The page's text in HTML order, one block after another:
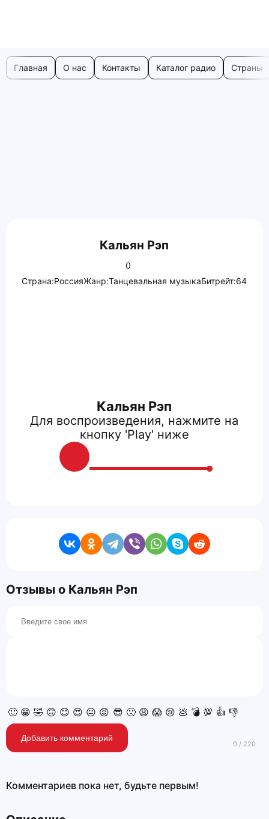
Главная О нас Контакты Каталог радио Страны
Кальян Рэп
0
Страна:РоссияЖанр:Танцевальная музыкаБитрейт:64
Кальян Рэп
Для воспроизведения, нажмите на
кнопку 'Play' ниже
Отзывы о Кальян Рэп
🙂 😁 🤣 🙃 😊 😍 😐 😡 😎 🙁 😩 😱 😢 💩 💣 💯 👍 👎
Добавить комментарий
Комментариев пока нет, будьте первым!